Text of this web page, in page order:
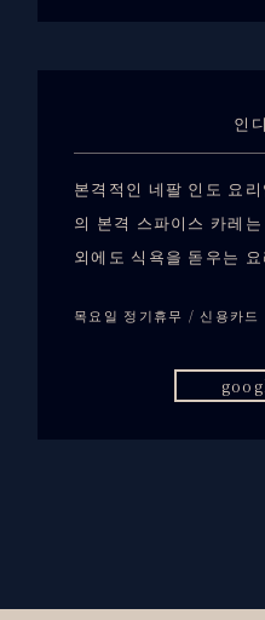
인
본격적인 네팔 인도 요
의 본격 스파이스 카레
외에도 식욕을 돋우는
목요일 정기휴무 / 신용카드